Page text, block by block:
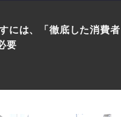
には、「徹底した消費者
要